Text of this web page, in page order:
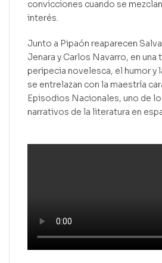
convicciones cuando se
interés.
Junto a Pipaón reaparecen
Jenara y Carlos Navarro, en una
peripecia novelesca, el humor y
se entrelazan con la maestría
Episodios Nacionales, uno de
narrativos de la literatura en